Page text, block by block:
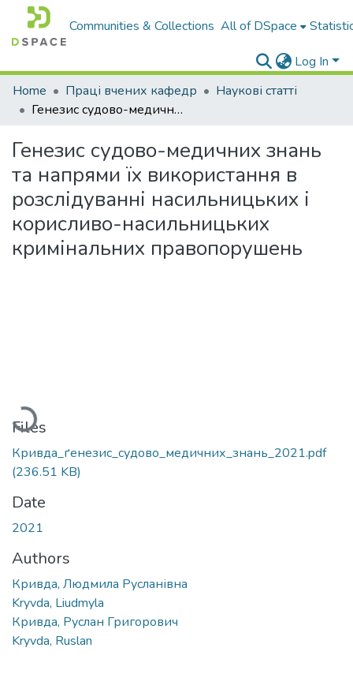
Communities & Collections All of DSpace
Log In
Home
Праці вчених кафедр
Наукові статті
Генезис судово-медичних знань та напрями їх використання в розслідуванні насильницьких і корисливо-насильницьких кримінальних правопорушень
Генезис судово-медичних знань
та напрями їх використання в
розслідуванні насильницьких і
корисливо-насильницьких
кримінальних правопорушень
Loading...
Files
Кривда_ґенезис_судово_медичних_знань_2021.pdf
(236.51 KB)
Date
2021
Authors
Кривда, Людмила Русланівна
Kryvda, Liudmyla
Кривда, Руслан Григорович
Kryvda, Ruslan